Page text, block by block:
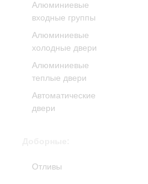
Алюминиевые
входные группы
Алюминиевые
холодные двери
Алюминиевые
теплые двери
Автоматические
двери
Отливы